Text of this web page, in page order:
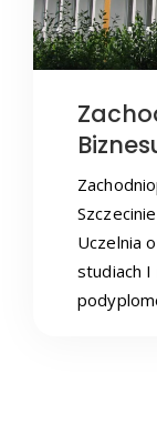
Uczelnia
studiach